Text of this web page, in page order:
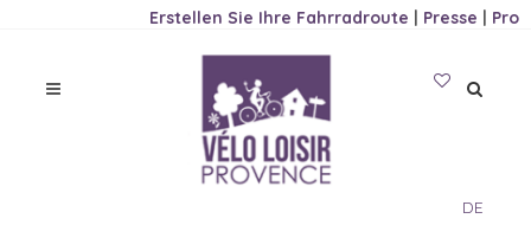
Erstellen Sie Ihre Fahrradroute | Presse | Pro
DE